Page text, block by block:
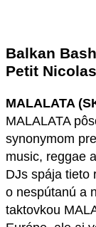
Balkan
Petit
MALALATA
MALALATA
synonymom
music, reggae
DJs spája tieto
o nespútanú a
taktovkou